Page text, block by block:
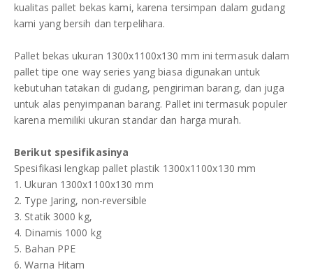
kualitas pallet bekas kami, karena tersimpan dalam gudang
kami yang bersih dan terpelihara.
Pallet bekas ukuran 1300x1100x130 mm ini termasuk dalam
pallet tipe one way series yang biasa digunakan untuk
kebutuhan tatakan di gudang, pengiriman barang, dan juga
untuk alas penyimpanan barang. Pallet ini termasuk populer
karena memiliki ukuran standar dan harga murah.
Berikut spesifikasinya
Spesifikasi lengkap pallet plastik 1300x1100x130 mm
1. Ukuran 1300x1100x130 mm
2. Type Jaring, non-reversible
3. Statik 3000 kg,
4. Dinamis 1000 kg
5. Bahan PPE
6. Warna Hitam